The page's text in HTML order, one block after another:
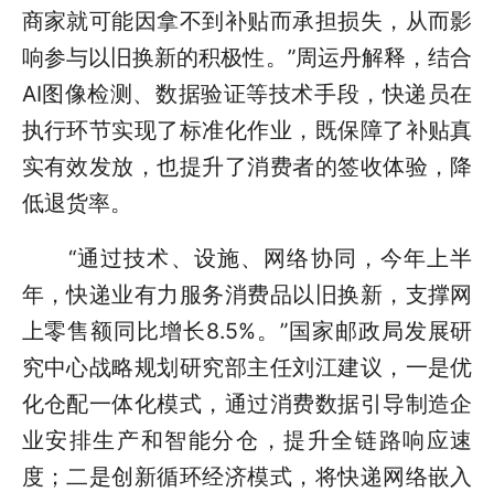
商家就可能因拿不到补贴而承担损失，从而影
响参与以旧换新的积极性。”周运丹解释，结合
AI图像检测、数据验证等技术手段，快递员在
执行环节实现了标准化作业，既保障了补贴真
实有效发放，也提升了消费者的签收体验，降
低退货率。
“通过技术、设施、网络协同，今年上半
年，快递业有力服务消费品以旧换新，支撑网
上零售额同比增长8.5%。”国家邮政局发展研
究中心战略规划研究部主任刘江建议，一是优
化仓配一体化模式，通过消费数据引导制造企
业安排生产和智能分仓，提升全链路响应速
度；二是创新循环经济模式，将快递网络嵌入